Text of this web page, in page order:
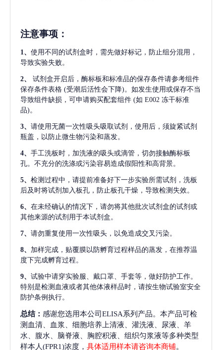
注意事项 ：
1、 使用不同的试剂盒时，需先做好标记，防止组分混用，
导致实验失败。
2、
试剂盒开启后，酶标板和标准品的保存条件请参考组件
保存条件表格 (受潮后活性会下降)。如发生使用或保存不当
导致组件缺损，可申请购买配套组件 (如 E002 冻干标准
品)。
3、 请使用无菌一次性吸头吸取试剂，使用后，须旋紧试剂
瓶盖，以防止微生物污染和蒸发。
4、 手工洗板时，加洗液的吸头或滴管，切勿接触酶标板
孔。不充分的洗涤或污染容易造成假阳性和高背景。
5、 检测过程中，请提前准备好下一步实验所需试剂，洗板
后及时将试剂加入板孔，防止板孔干燥，导致检测失效。
6、 在未经确认的情况下，请勿将其他批次试剂盒的试剂或
其他来源的试剂用于本试剂盒。
7、 请勿重复使用一次性吸头，以免造成交叉污染。
8、 加样完成，贴覆膜以防孵育过程样品的蒸发，在推荐温
度下完成孵育过程。
9、 试验中请穿实验服、戴口罩、手套等，做好防护工作。
特别是检测血液或者其他体液样品时，请按生物试验室安全
防护条例执行。
总结： 感谢您选用本公司ELISA系列产品。本产品可检
测血清、血浆、细胞培养上清液、灌洗液、尿液、羊
水、腹水、脑脊液、胸腔积液、组织匀浆液等多种类型
样本人(FPR1)浓度， 具体适用样本请咨询本商铺。